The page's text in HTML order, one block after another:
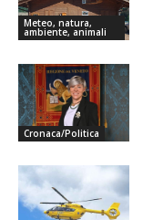
Meteo, natura,
ambiente, animali
Cronaca/Politica